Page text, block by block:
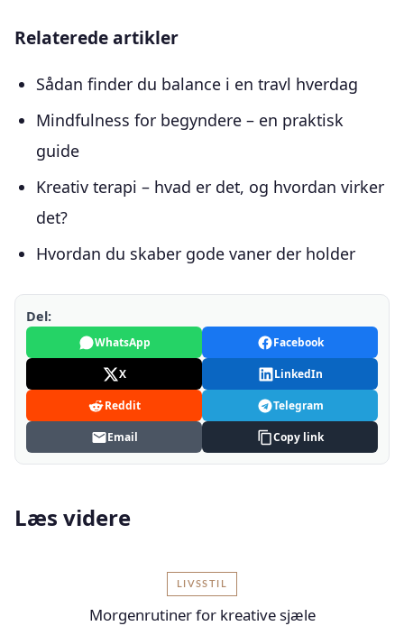
Relaterede artikler
Sådan finder du balance i en travl hverdag
Mindfulness for begyndere – en praktisk
guide
Kreativ terapi – hvad er det, og hvordan virker
det?
Hvordan du skaber gode vaner der holder
Del:
WhatsApp Facebook
X LinkedIn
Reddit Telegram
Email Copy link
Læs videre
LIVSSTIL
Morgenrutiner for kreative sjæle